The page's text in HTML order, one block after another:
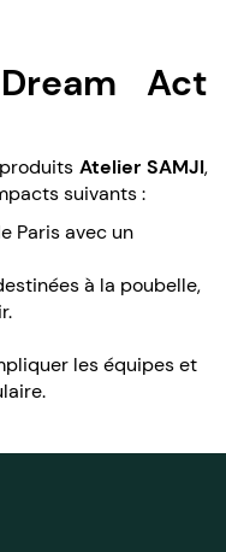
Act
produitsAtelier SAMJI,
suivants :
Paris avec un
à la poubelle,
les équipes et